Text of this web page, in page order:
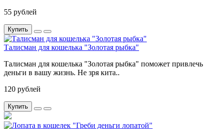
55 рублей
Купить
Талисман для кошелька "Золотая рыбка"
Талисман для кошелька "Золотая рыбка" поможет привлечь
деньги в вашу жизнь. Не зря кита..
120 рублей
Купить